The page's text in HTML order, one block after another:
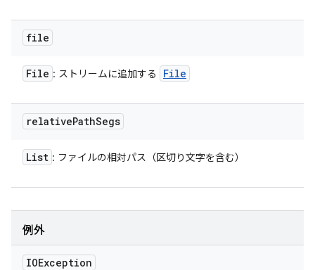
file
File : ストリームに追加する File
relativePathSegs
List : ファイルの相対パス（区切り文字を含む）
例外
IOException